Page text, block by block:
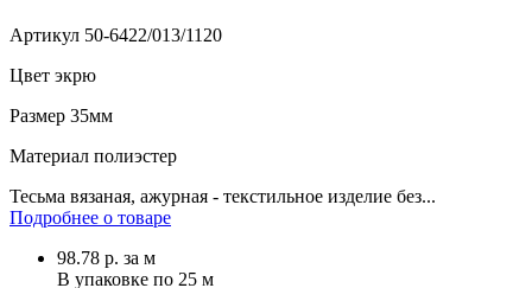
Артикул 50-6422/013/1120
Цвет экрю
Размер 35мм
Материал полиэстер
Тесьма вязаная, ажурная - текстильное изделие без...
Подробнее о товаре
98.78 р. за м
В упаковке по 25 м